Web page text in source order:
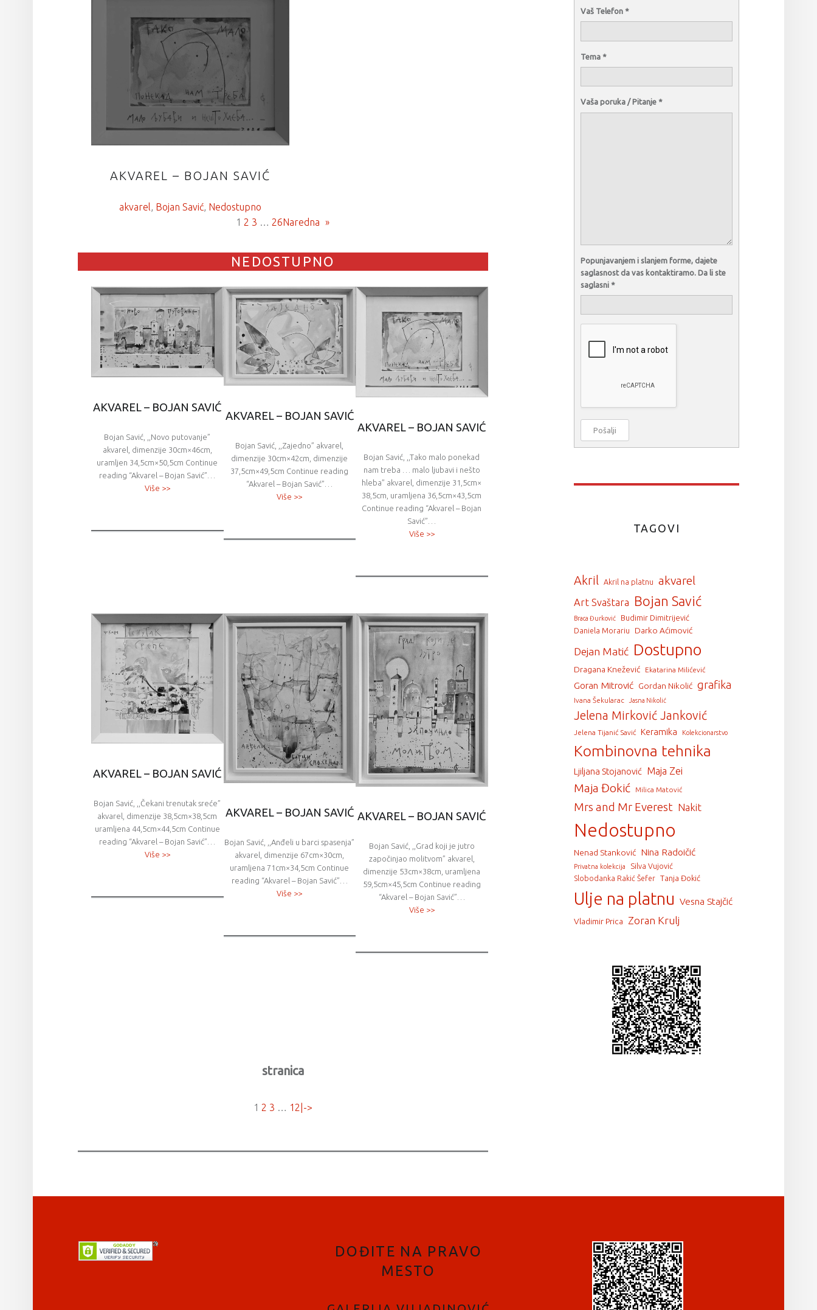
AKVAREL – BOJAN SAVIĆ
akvarel, Bojan Savić, Nedostupno
1 2 3 … 26 Naredna »
NEDOSTUPNO
AKVAREL – BOJAN SAVIĆ
Bojan Savić, ,,Novo putovanje”
akvarel, dimenzije 30cm×46cm,
uramljen 34,5cm×50,5cm Continue
reading “Akvarel – Bojan Savić”…
Više >>
AKVAREL – BOJAN SAVIĆ
Bojan Savić, ,,Zajedno” akvarel,
dimenzije 30cm×42cm, dimenzije
37,5cm×49,5cm Continue reading
“Akvarel – Bojan Savić”…
Više >>
AKVAREL – BOJAN SAVIĆ
Bojan Savić, ,,Tako malo ponekad
nam treba … malo ljubavi i nešto
hleba” akvarel, dimenzije 31,5cm×
38,5cm, uramljena 36,5cm×43,5cm
Continue reading “Akvarel – Bojan
Savić”…
Više >>
AKVAREL – BOJAN SAVIĆ
Bojan Savić, ,,Čekani trenutak sreće”
akvarel, dimenzije 38,5cm×38,5cm
uramljena 44,5cm×44,5cm Continue
reading “Akvarel – Bojan Savić”…
Više >>
AKVAREL – BOJAN SAVIĆ
Bojan Savić, ,,Anđeli u barci spasenja”
akvarel, dimenzije 67cm×30cm,
uramljena 71cm×34,5cm Continue
reading “Akvarel – Bojan Savić”…
Više >>
AKVAREL – BOJAN SAVIĆ
Bojan Savić, ,,Grad koji je jutro
započinjao molitvom” akvarel,
dimenzije 53cm×38cm, uramljena
59,5cm×45,5cm Continue reading
“Akvarel – Bojan Savić”…
Više >>
stranica
1 2 3 … 12 |->
Vaš Telefon *
Tema *
Vaša poruka / Pitanje *
Popunjavanjem i slanjem forme, dajete
saglasnost da vas kontaktiramo. Da li ste
saglasni *
Pošalji
TAGOVI
Akril Akril na platnu akvarel
Art Svaštara Bojan Savić
Braca Đurković Budimir Dimitrijević
Daniela Morariu Darko Aćimović
Dejan Matić Dostupno
Dragana Knežević Ekatarina Milićević
Goran Mitrović Gordan Nikolić grafika
Ivana Šekularac Jasna Nikolić
Jelena Mirković Janković
Jelena Tijanić Savić Keramika Kolekcionarstvo
Kombinovna tehnika
Ljiljana Stojanović Maja Zei
Maja Đokić Milica Matović
Mrs and Mr Everest Nakit
Nedostupno
Nenad Stanković Nina Radoičić
Privatna kolekcija Silva Vujović
Slobodanka Rakić Šefer Tanja Đokić
Ulje na platnu Vesna Stajčić
Vladimir Prica Zoran Krulj
FOOTER SIDEBAR
DOĐITE NA PRAVO
MESTO